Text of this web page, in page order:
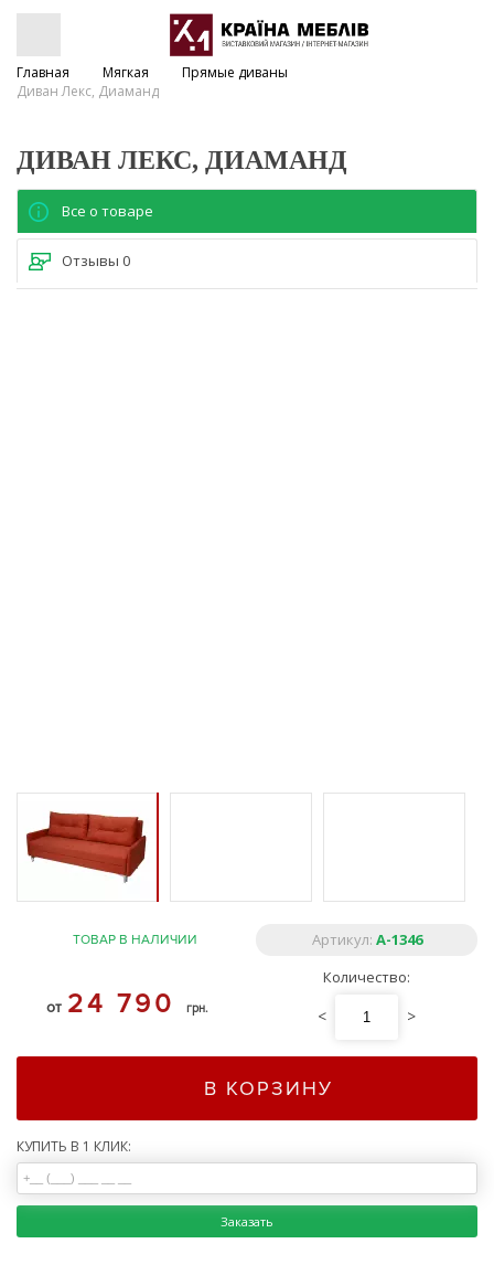
Главная Мягкая
Прямые диваны
Диван Лекс, Диаманд
ДИВАН ЛЕКС, ДИАМАНД
Все о товаре
Отзывы 0
ТОВАР В НАЛИЧИИ Артикул: A-1346
от 24 790 грн.
Количество:
< >
В КОРЗИНУ
КУПИТЬ В 1 КЛИК:
Заказать